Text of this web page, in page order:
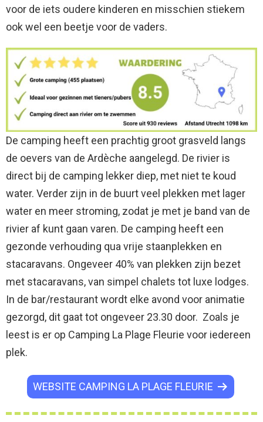
voor de iets oudere kinderen en misschien stiekem
ook wel een beetje voor de vaders.
De camping heeft een prachtig groot grasveld langs
de oevers van de Ardèche aangelegd. De rivier is
direct bij de camping lekker diep, met niet te koud
water. Verder zijn in de buurt veel plekken met lager
water en meer stroming, zodat je met je band van de
rivier af kunt gaan varen. De camping heeft een
gezonde verhouding qua vrije staanplekken en
stacaravans. Ongeveer 40% van plekken zijn bezet
met stacaravans, van simpel chalets tot luxe lodges.
In de bar/restaurant wordt elke avond voor animatie
gezorgd, dit gaat tot ongeveer 23.30 door. Zoals je
leest is er op Camping La Plage Fleurie voor iedereen
plek.
WEBSITE CAMPING LA PLAGE FLEURIE